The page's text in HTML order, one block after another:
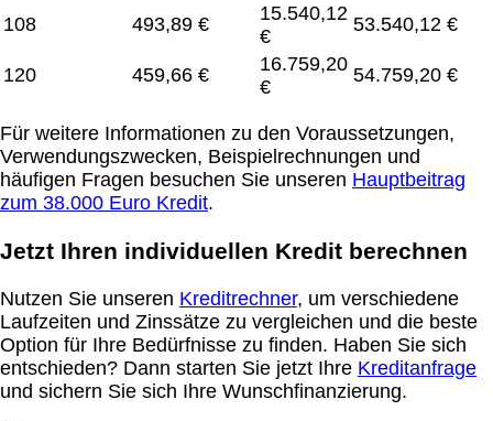
108 493,89 €
15.540,12
€
53.540,12 €
120 459,66 €
16.759,20
€
54.759,20 €
Für weitere Informationen zu den Voraussetzungen,
Verwendungszwecken, Beispielrechnungen und
häufigen Fragen besuchen Sie unseren Hauptbeitrag
zum 38.000 Euro Kredit.
Jetzt Ihren individuellen Kredit berechnen
Nutzen Sie unseren Kreditrechner, um verschiedene
Laufzeiten und Zinssätze zu vergleichen und die beste
Option für Ihre Bedürfnisse zu finden. Haben Sie sich
entschieden? Dann starten Sie jetzt Ihre Kreditanfrage
und sichern Sie sich Ihre Wunschfinanzierung.